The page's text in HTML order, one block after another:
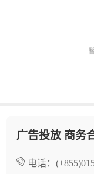
广告投放 商务
电话：